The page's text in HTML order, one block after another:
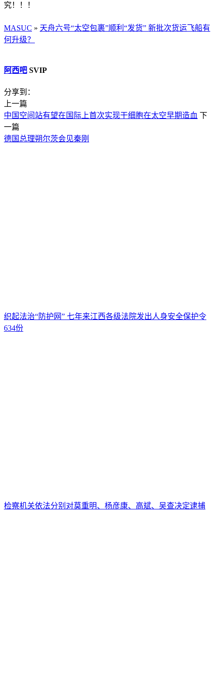
究！！！
MASUC » 天舟六号“太空包裹”顺利“发货” 新批次货运飞船有
何升级？
阿西吧 SVIP
分享到：
上一篇
中国空间站有望在国际上首次实现干细胞在太空早期造血 下
一篇
德国总理朔尔茨会见秦刚
织起法治“防护网” 七年来江西各级法院发出人身安全保护令
634份
检察机关依法分别对莫重明、杨彦康、高斌、吴查决定逮捕